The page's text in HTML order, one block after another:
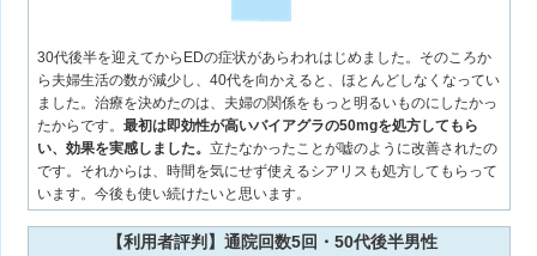
30代後半を迎えてからEDの症状があらわれはじめました。そのころか
ら夫婦生活の数が減少し、40代を向かえると、ほとんどしなくなってい
ました。治療を決めたのは、夫婦の関係をもっと明るいものにしたかっ
たからです。最初は即効性が高いバイアグラの50mgを処方してもら
い、効果を実感しました。立たなかったことが嘘のように改善されたの
です。それからは、時間を気にせず使えるシアリスも処方してもらって
います。今後も使い続けたいと思います。
【利用者評判】通院回数5回・50代後半男性